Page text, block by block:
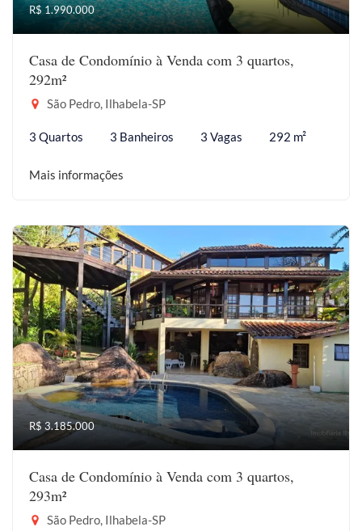
R$ 1.990.000
Casa de Condomínio à Venda com 3 quartos,
292m²
São Pedro, Ilhabela-SP
3 Quartos 3 Banheiros 3 Vagas 292 m²
Mais informações
R$ 3.185.000
Casa de Condomínio à Venda com 3 quartos,
293m²
São Pedro, Ilhabela-SP